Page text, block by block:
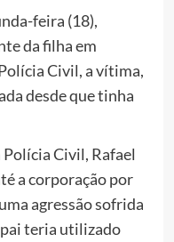
feira (18),
da filha em
Civil, a vítima,
desde que tinha
Polícia Civil, Rafael
a corporação por
agressão sofrida
pai teria utilizado